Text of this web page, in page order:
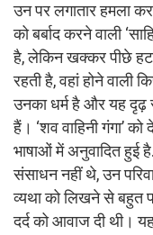
उन पर लगातार हमला
को बर्बाद करने वाली
है, लेकिन खक्कर पीछे
रहती है, वहां होने वाली
उनका धर्म है और यह दृढ़
हैं। ‘शव वाहिनी गंगा’
भाषाओं में अनुवादित हुई
संसाधन नहीं थे, उन
व्यथा को लिखने से बहुत
दर्द को आवाज दी थी।